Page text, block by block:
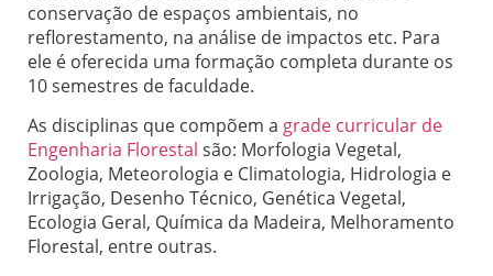
conservação de espaços ambientais, no
reflorestamento, na análise de impactos etc. Para
ele é oferecida uma formação completa durante os
10 semestres de faculdade.
As disciplinas que compõem a grade curricular de
Engenharia Florestal são: Morfologia Vegetal,
Zoologia, Meteorologia e Climatologia, Hidrologia e
Irrigação, Desenho Técnico, Genética Vegetal,
Ecologia Geral, Química da Madeira, Melhoramento
Florestal, entre outras.